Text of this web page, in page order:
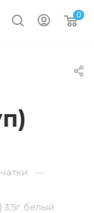
0
—
белый